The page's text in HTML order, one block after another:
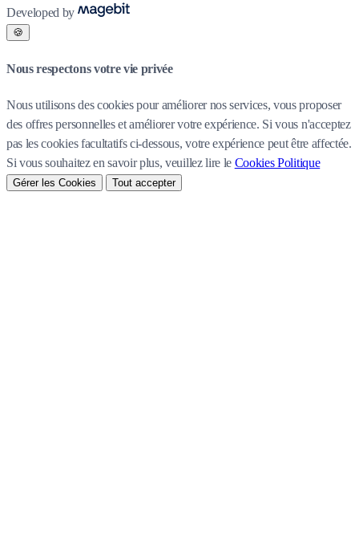
Developed by
🍪
Nous respectons votre vie privée
Nous utilisons des cookies pour améliorer nos services, vous proposer
des offres personnelles et améliorer votre expérience. Si vous n'acceptez
pas les cookies facultatifs ci-dessous, votre expérience peut être affectée.
Si vous souhaitez en savoir plus, veuillez lire le Cookies Politique
Gérer les Cookies Tout accepter